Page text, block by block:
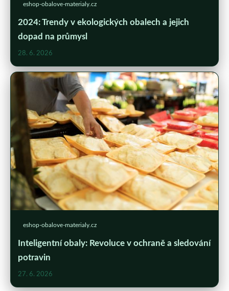
eshop-obalove-materialy.cz
2024: Trendy v ekologických obalech a jejich
dopad na průmysl
28. 6. 2026
eshop-obalove-materialy.cz
Inteligentní obaly: Revoluce v ochraně a sledování
potravin
27. 6. 2026